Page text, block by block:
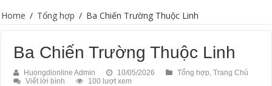
Home / Tổng hợp / Ba Chiến Trường Thuộc Linh
Ba Chiến Trường Thuộc Linh
Huongdionline Admin 10/05/2026 Tổng hợp,Trang Chủ
Viết lời bình
100 lượt xem